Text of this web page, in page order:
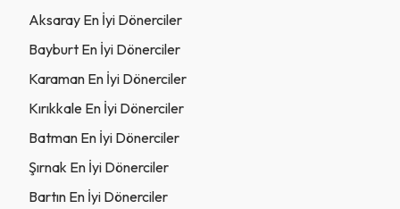
Aksaray En İyi Dönerciler
Bayburt En İyi Dönerciler
Karaman En İyi Dönerciler
Kırıkkale En İyi Dönerciler
Batman En İyi Dönerciler
Şırnak En İyi Dönerciler
Bartın En İyi Dönerciler